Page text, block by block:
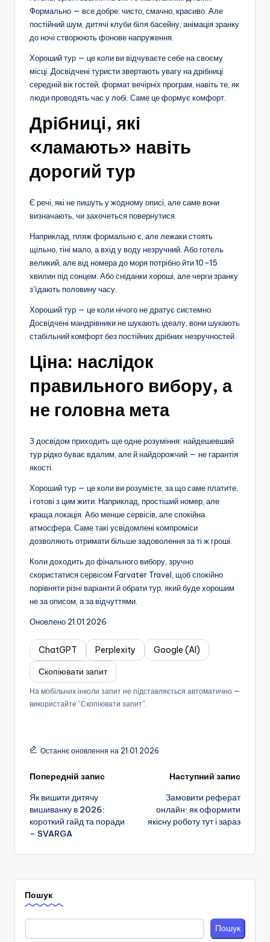
Формально — все добре: чисто, смачно, красиво. Але
постійний шум, дитячі клуби біля басейну, анімація зранку
до ночі створюють фонове напруження.
Хороший тур — це коли ви відчуваєте себе на своєму
місці. Досвідчені туристи звертають увагу на дрібниці:
середній вік гостей, формат вечірніх програм, навіть те, як
люди проводять час у лобі. Саме це формує комфорт.
Дрібниці, які
«ламають» навіть
дорогий тур
Є речі, які не пишуть у жодному описі, але саме вони
визначають, чи захочеться повернутися.
Наприклад, пляж формально є, але лежаки стоять
щільно, тіні мало, а вхід у воду незручний. Або готель
великий, але від номера до моря потрібно йти 10–15
хвилин під сонцем. Або сніданки хороші, але черги зранку
з’їдають половину часу.
Хороший тур — це коли нічого не дратує системно.
Досвідчені мандрівники не шукають ідеалу, вони шукають
стабільний комфорт без постійних дрібних незручностей.
Ціна: наслідок
правильного вибору, а
не головна мета
З досвідом приходить ще одне розуміння: найдешевший
тур рідко буває вдалим, але й найдорожчий — не гарантія
якості.
Хороший тур — це коли ви розумієте, за що саме платите,
і готові з цим жити. Наприклад, простіший номер, але
краща локація. Або менше сервісів, але спокійна
атмосфера. Саме такі усвідомлені компроміси
дозволяють отримати більше задоволення за ті ж гроші.
Коли доходить до фінального вибору, зручно
скористатися сервісом Farvater Travel, щоб спокійно
порівняти різні варіанти й обрати тур, який буде хорошим
не за описом, а за відчуттями.
Оновлено 21.01.2026
ChatGPT Perplexity
Google (AI)
Скопіювати запит
На мобільних інколи запит не підставляється автоматично —
використайте “Скопіювати запит”.
Останнє оновлення на 21.01.2026
Навігація
по
запису
Попередній запис
Як вишити дитячу
вишиванку в 2026:
короткий гайд та поради
– SVARGA
Наступний запис
Замовити реферат
онлайн: як оформити
якісну роботу тут і зараз
Пошук
Пошук